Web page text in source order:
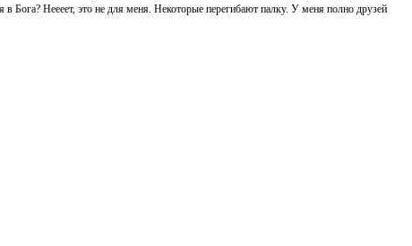
Неееет, это не для меня. Некоторые перегибают палку. У меня полно друзей